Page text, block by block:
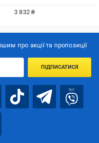
3 832 ₴
про акції та пропозиції
ПІДПИСАТИСЯ
bot